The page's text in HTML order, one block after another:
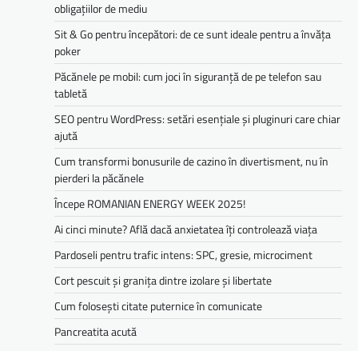
obligațiilor de mediu­­
Sit & Go pentru începători: de ce sunt ideale pentru a învăța
poker
Păcănele pe mobil: cum joci în siguranță de pe telefon sau
tabletă
SEO pentru WordPress: setări esențiale și pluginuri care chiar
ajută
Cum transformi bonusurile de cazino în divertisment, nu în
pierderi la păcănele
Începe ROMANIAN ENERGY WEEK 2025!
Ai cinci minute? Află dacă anxietatea îți controlează viața
Pardoseli pentru trafic intens: SPC, gresie, microciment
Cort pescuit și granița dintre izolare și libertate
Cum folosești citate puternice în comunicate
Pancreatita acută